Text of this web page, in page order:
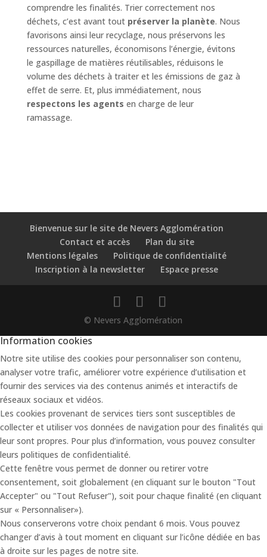
comprendre les finalités. Trier correctement nos
déchets, c’est avant tout préserver la planète. Nous
favorisons ainsi leur recyclage, nous préservons les
ressources naturelles, économisons l’énergie, évitons
le gaspillage de matières réutilisables, réduisons le
volume des déchets à traiter et les émissions de gaz à
effet de serre. Et, plus immédiatement, nous
respectons les agents en charge de leur
ramassage.
Bienvenue sur le site de Nevers Agglomération
Contact et accès
Plan du site
Mentions légales
Politique de confidentialité
Inscription à la newsletter
Espace presse
© Nevers Agglomération
Information cookies
Notre site utilise des cookies pour personnaliser son contenu,
analyser votre trafic, améliorer votre expérience d’utilisation et
fournir des services via des contenus animés et interactifs de
réseaux sociaux et vidéos.
Les cookies provenant de services tiers sont susceptibles de
collecter et utiliser vos données de navigation pour des finalités qui
leur sont propres. Pour plus d’information, vous pouvez consulter
leurs politiques de confidentialité.
Cette fenêtre vous permet de donner ou retirer votre
consentement, soit globalement (en cliquant sur le bouton "Tout
Accepter" ou "Tout Refuser"), soit pour chaque finalité (en cliquant
sur « Personnaliser»).
Nous conserverons votre choix pendant 6 mois. Vous pouvez
changer d’avis à tout moment en cliquant sur l’icône dédiée en bas
à droite sur les pages de notre site.